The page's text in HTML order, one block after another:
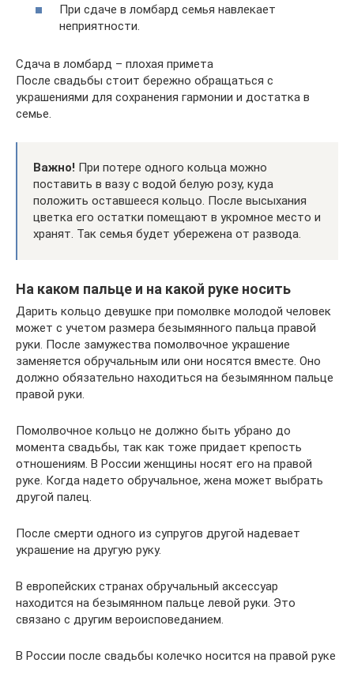
При сдаче в ломбард семья навлекает
неприятности.
Сдача в ломбард – плохая примета
После свадьбы стоит бережно обращаться с
украшениями для сохранения гармонии и достатка в
семье.
Важно! При потере одного кольца можно
поставить в вазу с водой белую розу, куда
положить оставшееся кольцо. После высыхания
цветка его остатки помещают в укромное место и
хранят. Так семья будет убережена от развода.
На каком пальце и на какой руке носить
Дарить кольцо девушке при помолвке молодой человек
может с учетом размера безымянного пальца правой
руки. После замужества помолвочное украшение
заменяется обручальным или они носятся вместе. Оно
должно обязательно находиться на безымянном пальце
правой руки.
Помолвочное кольцо не должно быть убрано до
момента свадьбы, так как тоже придает крепость
отношениям. В России женщины носят его на правой
руке. Когда надето обручальное, жена может выбрать
другой палец.
После смерти одного из супругов другой надевает
украшение на другую руку.
В европейских странах обручальный аксессуар
находится на безымянном пальце левой руки. Это
связано с другим вероисповеданием.
В России после свадьбы колечко носится на правой руке